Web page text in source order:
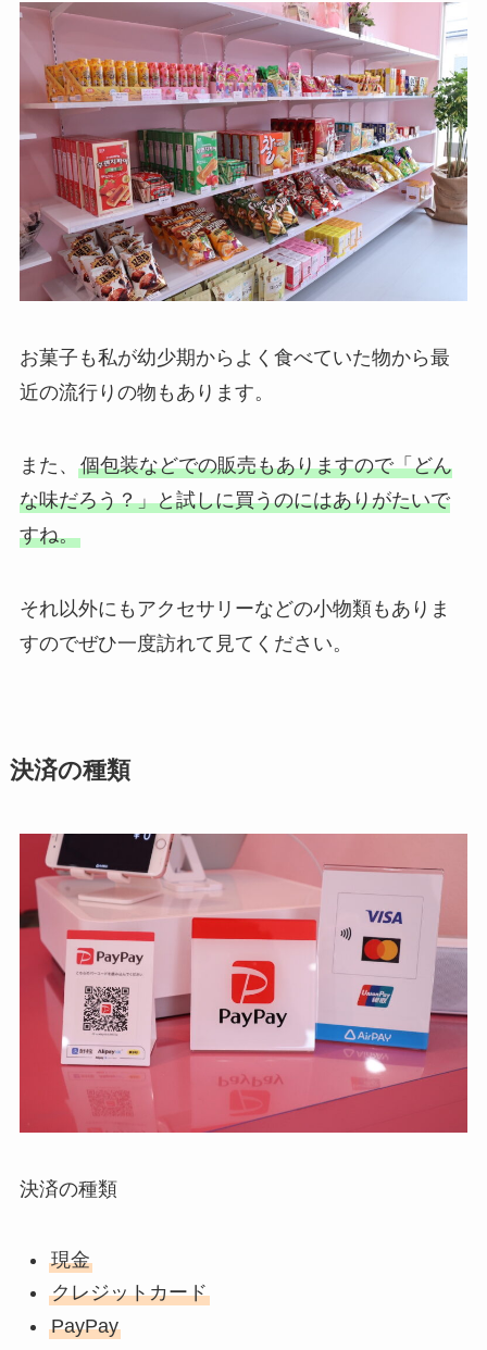
お菓子も私が幼少期からよく食べていた物から最
近の流行りの物もあります。
また、 個包装などでの販売もありますので「どん
な味だろう？」と試しに買うのにはありがたいで
すね。
それ以外にもアクセサリーなどの小物類もありま
すのでぜひ一度訪れて見てください。
決済の種類
決済の種類
現金
クレジットカード
PayPay